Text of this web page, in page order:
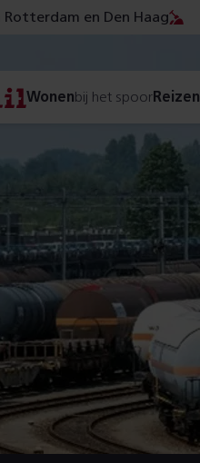
Rotterdam en Den Haag
Wonenbij het spoorReizen